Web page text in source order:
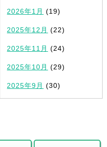
2026年1月 (19)
2025年12月 (22)
2025年11月 (24)
2025年10月 (29)
2025年9月 (30)